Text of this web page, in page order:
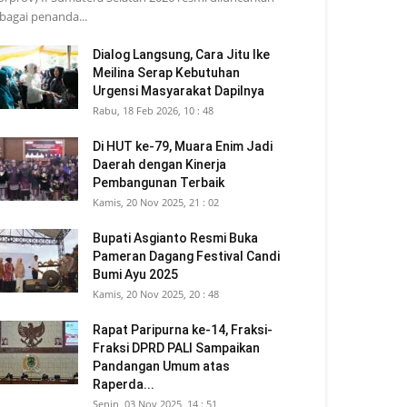
penanda...
Dialog Langsung, Cara Jitu Ike
Meilina Serap Kebutuhan
Urgensi Masyarakat Dapilnya
Rabu, 18 Feb 2026, 10 : 48
Di HUT ke-79, Muara Enim Jadi
Daerah dengan Kinerja
Pembangunan Terbaik
Kamis, 20 Nov 2025, 21 : 02
Bupati Asgianto Resmi Buka
Pameran Dagang Festival Candi
Bumi Ayu 2025
Kamis, 20 Nov 2025, 20 : 48
Rapat Paripurna ke-14, Fraksi-
Fraksi DPRD PALI Sampaikan
Pandangan Umum atas
Raperda...
Senin, 03 Nov 2025, 14 : 51